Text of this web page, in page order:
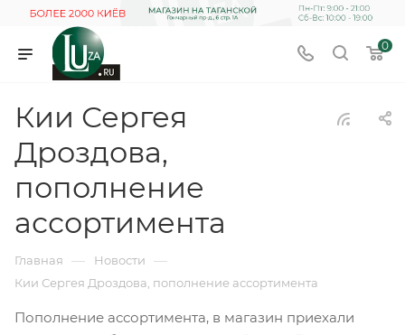
0
Кии Сергея
Дроздова,
пополнение
ассортимента
Главная — Новости —
Кии Сергея Дроздова, пополнение ассортимента
Пополнение ассортимента, в магазин приехали